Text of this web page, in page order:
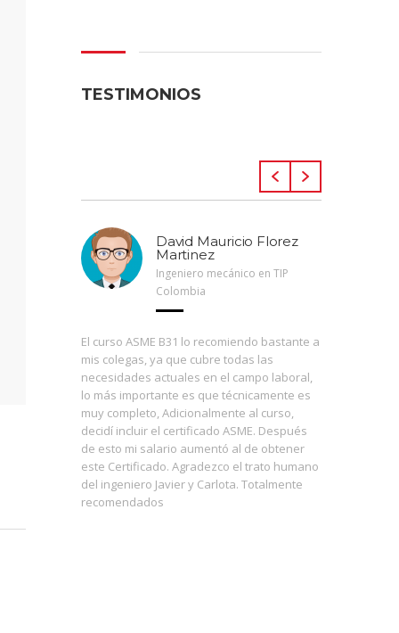
TESTIMONIOS
David Mauricio Florez
Martinez
Ingeniero mecánico en TIP
Colombia
El curso ASME B31 lo recomiendo bastante a
mis colegas, ya que cubre todas las
necesidades actuales en el campo laboral,
lo más importante es que técnicamente es
muy completo, Adicionalmente al curso,
decidí incluir el certificado ASME. Después
de esto mi salario aumentó al de obtener
este Certificado. Agradezco el trato humano
del ingeniero Javier y Carlota. Totalmente
recomendados